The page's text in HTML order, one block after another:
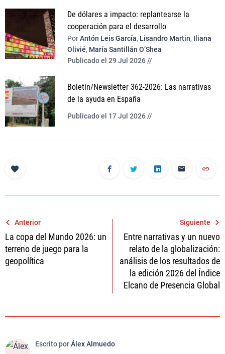
De dólares a impacto: replantearse la
cooperación para el desarrollo
PorAntón Leis García, Lisandro Martin, Iliana
Olivié, María Santillán O’Shea
Publicado el 29 Jul 2026 //
Boletín/Newsletter 362-2026: Las narrativas
de la ayuda en España
Publicado el 17 Jul 2026 //
Navegación
de
entradas
Anterior
La copa del Mundo 2026: un
terreno de juego para la
geopolítica
Siguiente
Entre narrativas y un nuevo
relato de la globalización:
análisis de los resultados de
la edición 2026 del Índice
Elcano de Presencia Global
Escrito porÁlex Almuedo